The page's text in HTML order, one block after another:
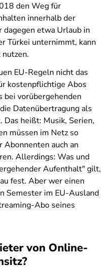
den Weg für
innerhalb der
dagegen etwa Urlaub in
Türkei unternimmt, kann
EU-Regeln nicht das
kostenpflichtige Abos
bei vorübergehenden
Datenübertragung als
heißt: Musik, Serien,
müssen im Netz so
auch an
Allerdings: Was und
Aufenthalt" gilt,
fest. Aber wer einen
Semester im EU-Ausland
Abo seines
von Online-